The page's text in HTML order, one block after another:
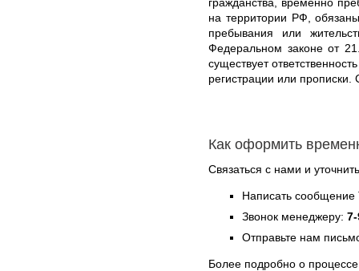
на территории РФ,
пребывания или
Федеральном законе от
существует
регистрации или
Как оформить
Связаться с нами и
Написать
Звонок менеджеру:
Отправьте нам
Более подробно о